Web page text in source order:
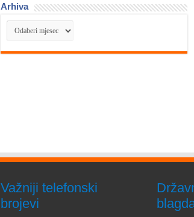
Arhiva
Arhiva
Važniji telefonski
brojevi